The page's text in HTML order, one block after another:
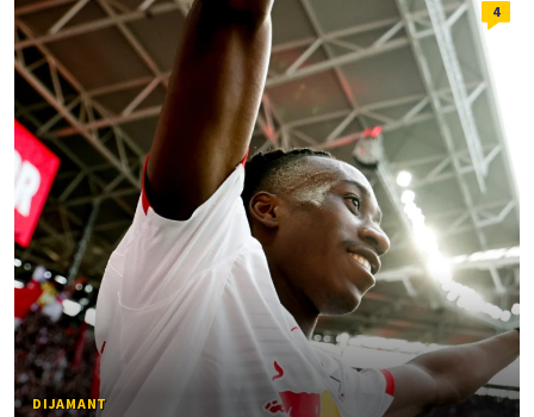
4
DIJAMANT